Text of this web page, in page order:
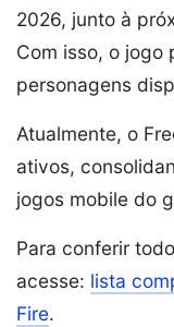
2026, junto à
Com isso, o jogo
personagens
Atualmente, o
ativos,
jogos mobile do
Para conferir
acesse: lista
Fire.